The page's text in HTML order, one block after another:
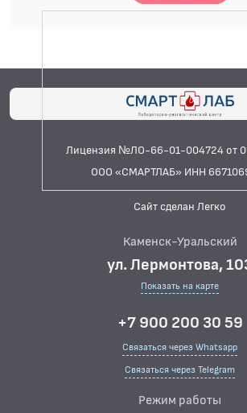
Лицензия №ЛО-66-01-004724 от
ООО «СМАРТЛАБ» ИНН
Сайт сделан Легко
Каменск-Уральский
ул. Лермонтова,
Показать на карте
+7 900 200 30 59
Связаться через Whatsapp
Связаться через Telegram
Режим работы